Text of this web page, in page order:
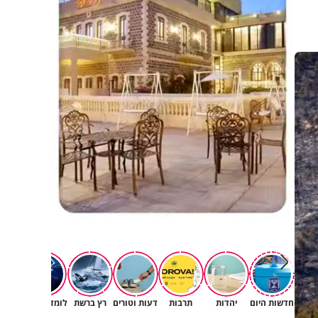
חדשות היום יהדות תרבות דעות וטורים רץ ברשת לומדים תורה